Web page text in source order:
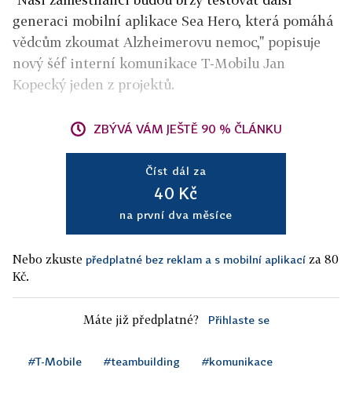
generaci mobilní aplikace Sea Hero, která pomáhá
vědcům zkoumat Alzheimerovu nemoc," popisuje
nový šéf interní komunikace T-Mobilu Jan
Kopecký jeden z projektů.
ZBÝVÁ VÁM JEŠTĚ 90 % ČLÁNKU
Číst dál za
40 Kč
na první dva měsíce
Nebo zkuste předplatné bez reklam a s mobilní aplikací za 80
Kč.
Máte již předplatné? Přihlaste se
#T-Mobile #teambuilding #komunikace